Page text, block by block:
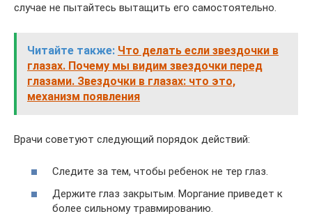
случае не пытайтесь вытащить его самостоятельно.
Читайте также: Что делать если звездочки в
глазах. Почему мы видим звездочки перед
глазами. Звездочки в глазах: что это,
механизм появления
Врачи советуют следующий порядок действий:
Следите за тем, чтобы ребенок не тер глаз.
Держите глаз закрытым. Моргание приведет к
более сильному травмированию.